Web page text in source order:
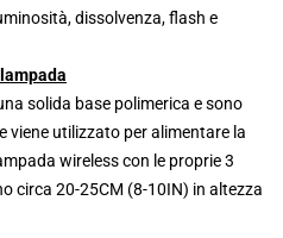
dissolvenza, flash e
solida base polimerica e sono
viene utilizzato per alimentare la
wireless con le proprie 3
circa 20-25CM (8-10IN) in altezza